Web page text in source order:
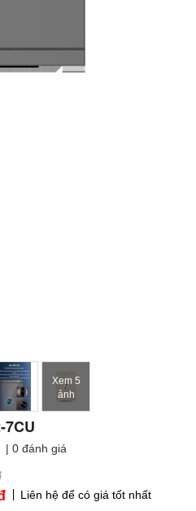
Xem 5
ảnh
| 0 đánh giá
Liên hệ để có giá tốt nhất